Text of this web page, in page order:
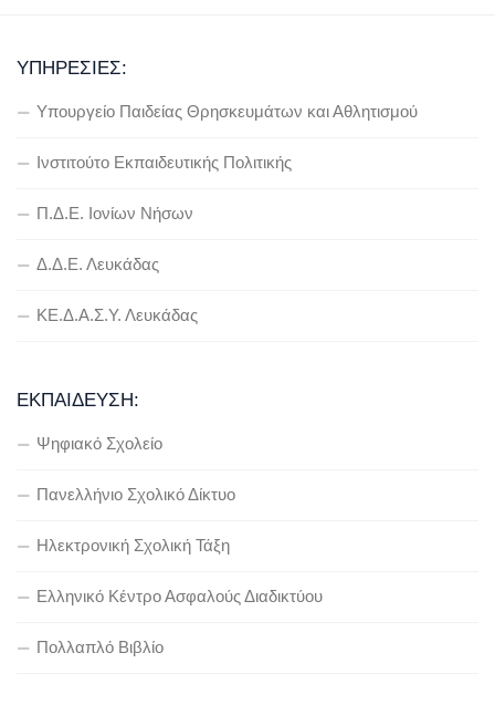
ΥΠΗΡΕΣΊΕΣ:
Υπουργείο Παιδείας Θρησκευμάτων και Αθλητισμού
Ινστιτούτο Εκπαιδευτικής Πολιτικής
Π.Δ.Ε. Ιονίων Νήσων
Δ.Δ.Ε. Λευκάδας
ΚΕ.Δ.Α.Σ.Υ. Λευκάδας
ΕΚΠΑΊΔΕΥΣΗ:
Ψηφιακό Σχολείο
Πανελλήνιο Σχολικό Δίκτυο
Ηλεκτρονική Σχολική Τάξη
Ελληνικό Κέντρο Ασφαλούς Διαδικτύου
Πολλαπλό Βιβλίο